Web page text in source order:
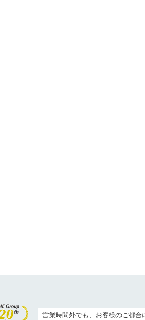
営業時間外でも、お客様のご都合